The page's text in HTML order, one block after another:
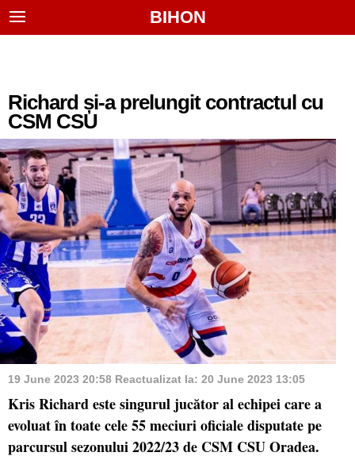
BIHON
Richard și-a prelungit contractul cu
CSM CSU
19 June 2023 20:58 Reactualizat la: 20 June 2023 13:05
Kris Richard este singurul jucător al echipei care a
evoluat în toate cele 55 meciuri oficiale disputate pe
parcursul sezonului 2022/23 de CSM CSU Oradea.